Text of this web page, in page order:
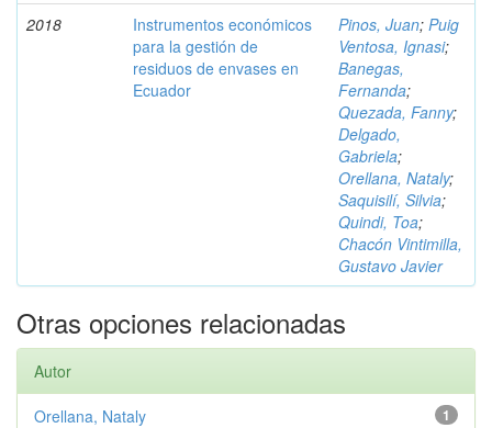
2018
Instrumentos económicos
para la gestión de
residuos de envases en
Ecuador
Pinos, Juan; Puig
Ventosa, Ignasi;
Banegas,
Fernanda;
Quezada, Fanny;
Delgado,
Gabriela;
Orellana, Nataly;
Saquisilí, Silvia;
Quindi, Toa;
Chacón Vintimilla,
Gustavo Javier
Otras opciones relacionadas
Autor
1
Orellana, Nataly